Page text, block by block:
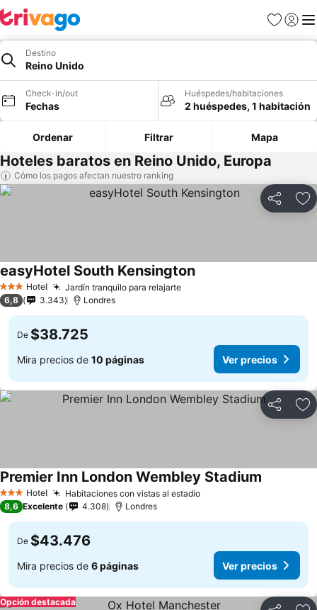
Favoritos
Iniciar
Destino
Reino Unido
Check-in/out
Fechas
Huéspedes/habitaciones
2 huéspedes, 1 habitación
Ordenar Filtrar Mapa
Hoteles baratos en Reino Unido, Europa
Cómo los pagos afectan nuestro ranking
Compartir
3 Estrellas
Hotel Jardín tranquilo para relajarte
easyHotel South Kensington
6,8 3.343 Londres
De $38.725
Mira precios de 10 páginas Ver precios
Compartir
3 Estrellas
Hotel Habitaciones con vistas al estadio
Premier Inn London Wembley Stadium
8,6 Excelente 4.308 Londres
De $43.476
Mira precios de 6 páginas Ver precios
Opción destacada